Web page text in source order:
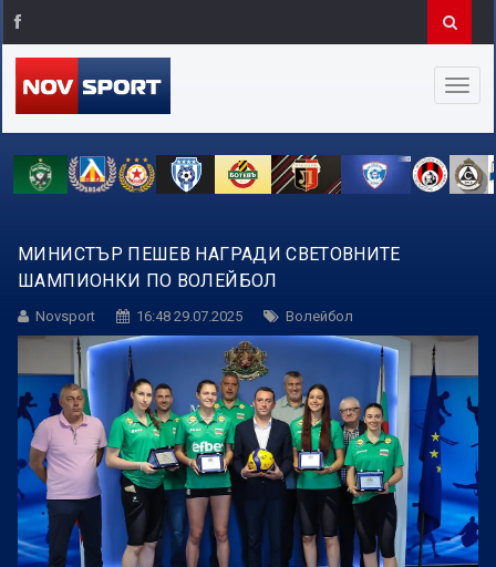
МИНИСТЪР ПЕШЕВ НАГРАДИ СВЕТОВНИТЕ
ШАМПИОНКИ ПО ВОЛЕЙБОЛ
Novsport 16:48 29.07.2025 Волейбол